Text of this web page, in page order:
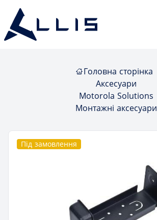
Головна сторінка
Аксесуари
Motorola Solutions
Монтажні аксесуари
Під замовлення